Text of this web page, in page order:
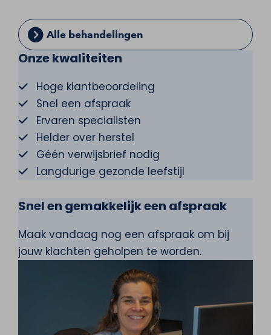
Alle behandelingen
Onze kwaliteiten
Hoge klantbeoordeling
Snel een afspraak
Ervaren specialisten
Helder over herstel
Géén verwijsbrief nodig
Langdurige gezonde leefstijl
Snel en gemakkelijk een afspraak
Maak vandaag nog een afspraak om bij
jouw klachten geholpen te worden.